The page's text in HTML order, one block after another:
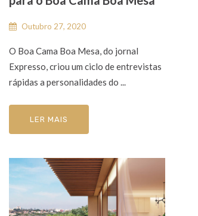
Outubro 27, 2020
O Boa Cama Boa Mesa, do jornal
Expresso, criou um ciclo de entrevistas
rápidas a personalidades do ...
LER MAIS